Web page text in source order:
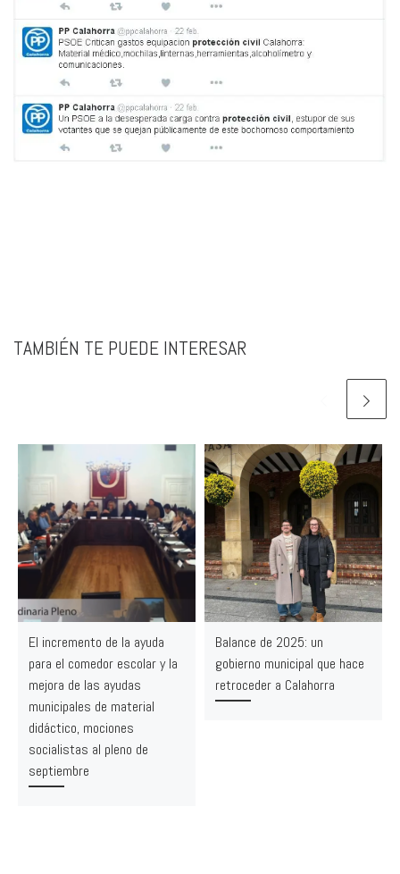
TAMBIÉN TE PUEDE INTERESAR
El incremento de la ayuda
para el comedor escolar y la
mejora de las ayudas
municipales de material
didáctico, mociones
socialistas al pleno de
septiembre
Balance de 2025: un
gobierno municipal que hace
retroceder a Calahorra